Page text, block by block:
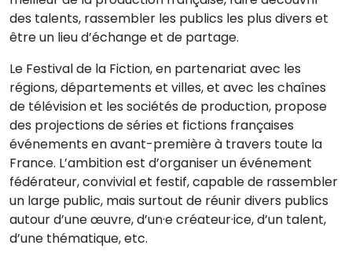
des talents, rassembler les publics les plus divers et
être un lieu d’échange et de partage.
Le Festival de la Fiction, en partenariat avec les
régions, départements et villes, et avec les chaînes
de télévision et les sociétés de production, propose
des projections de séries et fictions françaises
événements en avant-première à travers toute la
France. L’ambition est d’organiser un événement
fédérateur, convivial et festif, capable de rassembler
un large public, mais surtout de réunir divers publics
autour d’une œuvre, d’un·e créateur·ice, d’un talent,
d’une thématique, etc.